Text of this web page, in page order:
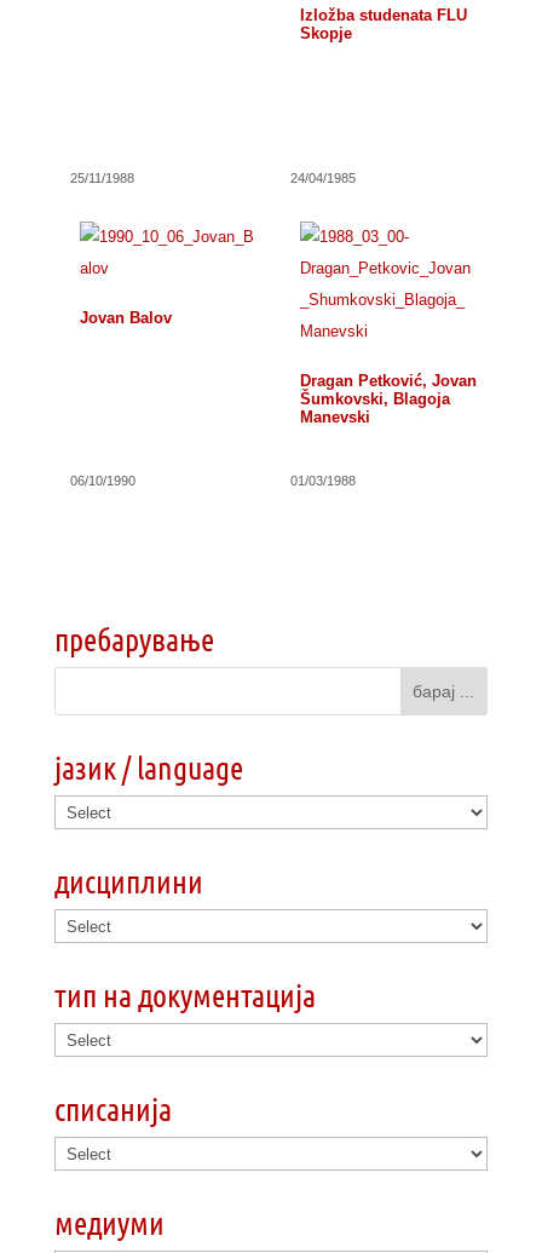
25/11/1988
Izložba studenata FLU
Skopje
24/04/1985
Jovan Balov
06/10/1990
Dragan Petković, Jovan
Šumkovski, Blagoja
Manevski
01/03/1988
пребарување
јазик / language
дисциплини
тип на документација
списанија
медиуми